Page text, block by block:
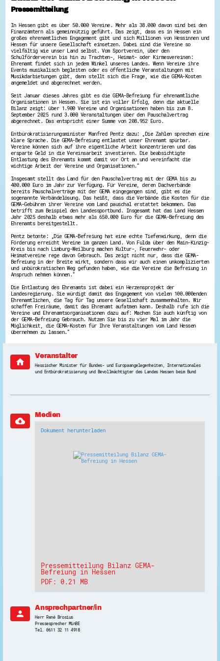
Zeig uns dein Ehrenamt
Wettbewerb | Trikotwettbewerb
Wettbewerb | 80 Jahre Hessen - Engagement
mit Herz
8 Vereine x 80 Jahre x 1.000 €
Ausgezeichnete Projekte
Menschen des Respekts
SHARE IT: Teile deine Infos!
Gestalte dein Ehrenamt
Ehrenamts-Card Hessen
Engagement-Lotsen
Förderprogramme
Ehrentag
Freiwilligenmanagement
Hessen engagiert - Digitale Themenabende
Kompetenznachweis Hessen
Zeugnisbeiblatt
Service-Learning
Mach dich schlau
GEMA-Pakt
Di@-Lotsen in Hessen
Flüchtlingshilfe + Integration
Generationsübergreifend aktiv
Patenschaftsprojekte
Qualifizierung & Fortbildung
Stiftungen
Wissenswertes rund um dein Ehrenamt
Zahlen, Daten, Fakten aus Hessen
Service
Suche
Erklärung zur Barrierefreiheit
Barriere melden
Pressemitteilung
In Hessen gibt es über 50.000 Vereine. Mehr als 38.000 davon sind bei den
Finanzämtern als gemeinnützig geführt. Das zeigt, dass es in Hessen ein
großes ehrenamtliches Engagement gibt und sich Millionen von Hessinnen und
Hessen für unsere Gesellschaft einsetzen. Dabei sind die Vereine so
vielfältig wie unser Land selbst. Vom Sportverein, über den
Schulförderverein bis hin zu Trachten-, Heimat- oder Kirmesvereinen:
Ehrenamt findet sich in jedem Winkel unseres Landes. Wenn Vereine ihre
Events musikalisch begleiten oder es öffentliche Veranstaltungen mit
Musikdarbietungen gibt, dann stellt sich die Frage, wie die GEMA-Kosten
angemeldet und abgerechnet werden.
Seit Januar dieses Jahres gibt es die GEMA-Befreiung für ehrenamtliche
Organisationen in Hessen. Sie ist ein voller Erfolg, denn die aktuelle
Bilanz zeigt: über 1.900 Vereine und Organisationen haben bis zum 8.
September 2025 rund 3.000 Veranstaltungen über den Pauschalvertrag
abgerechnet. Das entspricht einer Summe von 208.952 Euro.
Entbürokratisierungsminister Manfred Pentz dazu: „Die Zahlen sprechen eine
klare Sprache. Die GEMA-Befreiung entlastet unser Ehrenamt spürbar.
Vereine können sich auf ihre eigentliche Arbeit konzentrieren und das
ersparte Geld in die Vereinsarbeit investieren. Die beabsichtigte
Entlastung des Ehrenamts kommt damit vor Ort an und vereinfacht die
wichtige Arbeit der Vereine und Organisationen.“
Insgesamt stellt das Land für den Pauschalvertrag mit der GEMA bis zu
400.000 Euro im Jahr zur Verfügung. Für Vereine, deren Dachverbände
bereits Pauschalverträge mit der GEMA eingegangen sind, gibt es die
sogenannte Verbändelösung. Das heißt, dass die Verbände die Kosten für die
GEMA-Gebühren ihrer Vereine vom Land pauschal erstattet bekommen. Das
betrifft zum Beispiel den Landessportbund. Insgesamt hat das Land Hessen
Jahr 2025 deshalb etwas mehr als 650.000 Euro für die GEMA-Befreiung des
Ehrenamts bereitgestellt.
Pentz betonte: „Die GEMA-Befreiung hat eine echte Tiefenwirkung, denn die
Förderung erreicht Vereine im ganzen Land. Von Fulda über den Main-Kinzig-
Kreis bis nach Limburg-Weilburg machen Kultur-, Feuerwehr- oder
Heimatvereine rege davon Gebrauch. Das zeigt nicht nur, dass die GEMA-
Befreiung in der Breite wirkt, sondern dass wir auch einen unkomplizierten
und unbürokratischen Weg gefunden haben, wie die Vereine die Befreiung in
Anspruch nehmen können.“
Die Entlastung des Ehrenamts ist dabei ein Herzensprojekt der
Landesregierung. Sie würdigt damit das Engagement von vielen 100.000enden
Ehrenamtlichen, die Tag für Tag unsere Gesellschaft zusammenhalten. Wir
schaffen Freiräume, damit das Ehrenamt aufatmen kann. Deshalb rufe ich die
Vereine und Ehrenamtsorganisationen dazu auf: Machen Sie auch künftig von
der GEMA-Befreiung Gebrauch. Nutzen Sie bis zu vier Mal im Jahr die
Möglichkeit, die GEMA-Kosten für Ihre Veranstaltungen vom Land Hessen
übernehmen zu lassen.“
home
Veranstalter
Hessischer Minister für Bundes- und Europaangelegenheiten, Internationales
und Entbürokratisierung und Bevollmächtigter des Landes Hessen beim Bund
cloud_download
Medien
Dokument herunterladen
Pressemitteilung Bilanz GEMA-
Befreiung in Hessen
PDF: 0.21 MB
person
Ansprechpartner/in
Herr René Brosius
Pressesprecher MinBE
Tel. 0611 32 11 4918